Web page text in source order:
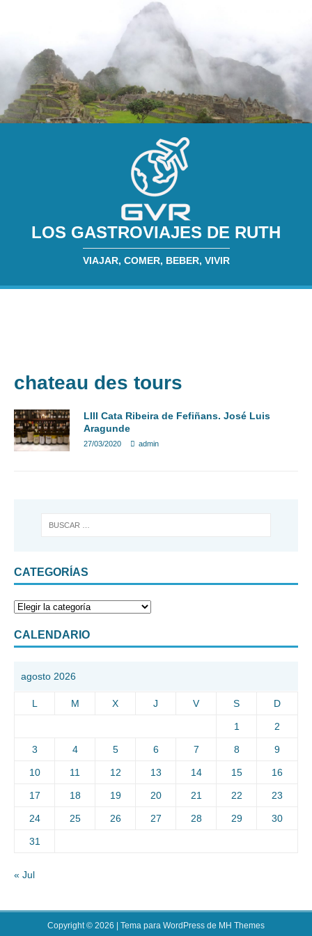
LOS GASTROVIAJES DE RUTH
VIAJAR, COMER, BEBER, VIVIR
chateau des tours
LIII Cata Ribeira de Fefiñans. José Luis
Aragunde
27/03/2020 admin
CATEGORÍAS
CALENDARIO
agosto 2026
L M X J V S D
1 2
3 4 5 6 7 8 9
10 11 12 13 14 15 16
17 18 19 20 21 22 23
24 25 26 27 28 29 30
31
« Jul
Copyright © 2026 | Tema para WordPress de MH Themes